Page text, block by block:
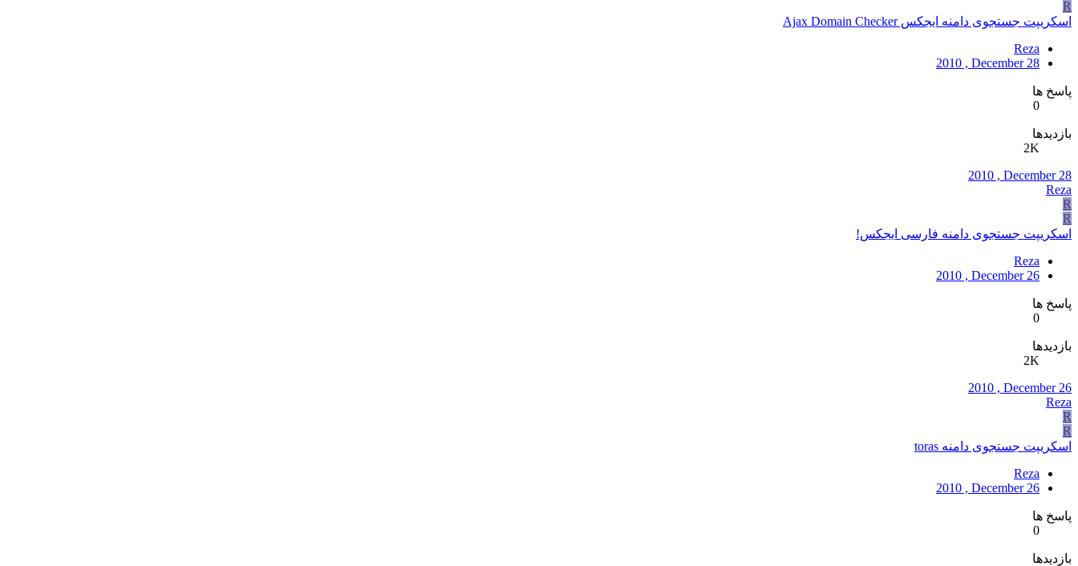
R
اسکریپت جستجوی دامنه ایجکس Ajax Domain Checker
Reza
2010 , December 28
پاسخ ها
0
بازدیدها
2K
2010 , December 28
Reza
R
R
اسکریپت جستجوی دامنه فارسی ایجکس!
Reza
2010 , December 26
پاسخ ها
0
بازدیدها
2K
2010 , December 26
Reza
R
R
اسکریپت جستجوی دامنه toras
Reza
2010 , December 26
پاسخ ها
0
بازدیدها